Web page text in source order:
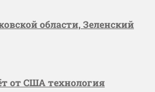
области, Зеленский
от США технология